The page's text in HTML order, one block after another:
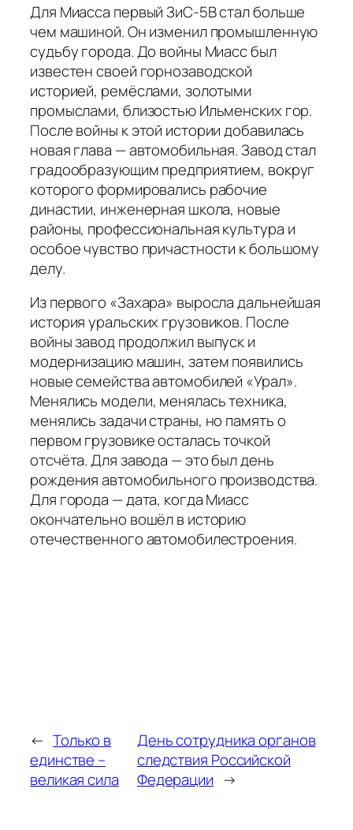
Для Миасса первый ЗиС-5В стал больше
чем машиной. Он изменил промышленную
судьбу города. До войны Миасс был
известен своей горнозаводской
историей, ремёслами, золотыми
промыслами, близостью Ильменских гор.
После войны к этой истории добавилась
новая глава — автомобильная. Завод стал
градообразующим предприятием, вокруг
которого формировались рабочие
династии, инженерная школа, новые
районы, профессиональная культура и
особое чувство причастности к большому
делу.
Из первого «Захара» выросла дальнейшая
история уральских грузовиков. После
войны завод продолжил выпуск и
модернизацию машин, затем появились
новые семейства автомобилей «Урал».
Менялись модели, менялась техника,
менялись задачи страны, но память о
первом грузовике осталась точкой
отсчёта. Для завода — это был день
рождения автомобильного производства.
Для города — дата, когда Миасс
окончательно вошёл в историю
отечественного автомобилестроения.
← Только в
единстве –
великая сила
День сотрудника органов
следствия Российской
Федерации →